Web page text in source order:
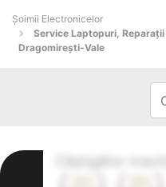
Șoimii Electronicelor
Service Laptopuri,
Dragomireşti-Vale